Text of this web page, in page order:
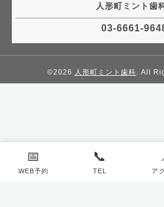
人形町ミント歯
03-6661-
©2026 人形町ミント歯科 . All
📅
WEB予約
📞
TEL ア